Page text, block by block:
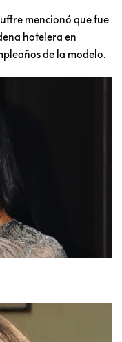
mencionó que fue
hotelera en
de la modelo.